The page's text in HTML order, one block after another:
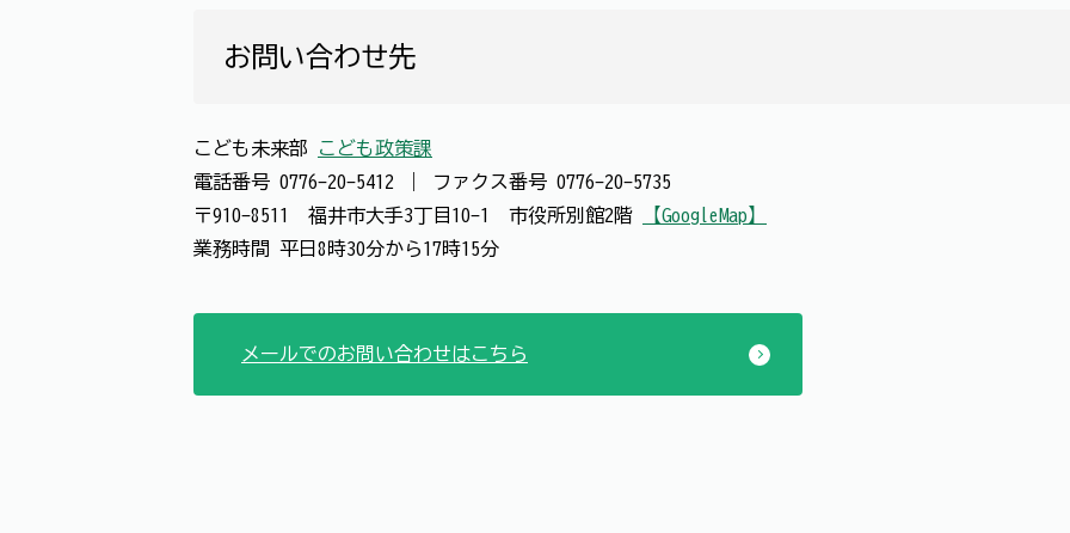
お問い合わせ先
こども未来部
こども政策課
電話番号 0776-20-5412 ファクス番号 0776-20-5735
〒910-8511 福井市大手3丁目10-1 市役所別館2階
【GoogleMap】
業務時間 平日8時30分から17時15分
メールでのお問い合わせはこちら